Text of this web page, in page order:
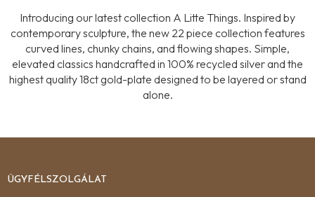
Introducing our latest collection A Litte Things. Inspired by
contemporary sculpture, the new 22 piece collection features
curved lines, chunky chains, and flowing shapes. Simple,
elevated classics handcrafted in 100% recycled silver and the
highest quality 18ct gold-plate designed to be layered or stand
alone.
ÜGYFÉLSZOLGÁLAT